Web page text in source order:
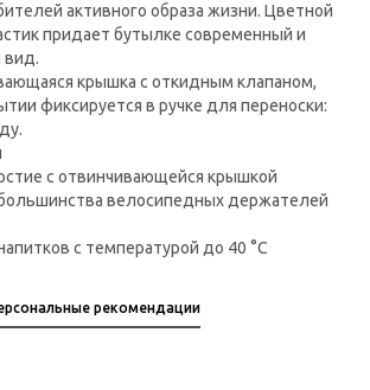
активного образа жизни. Цветной
придает бутылке современный и
вид.
крышка с откидным клапаном,
фиксируется в ручке для переноски:
с отвинчивающейся крышкой
велосипедных держателей
с температурой до 40 °C
рекомендации